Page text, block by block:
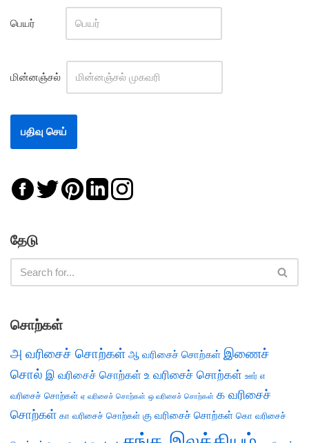
பெயர்
மின்னஞ்சல்
தேடு
சொற்கள்
அ வரிசைச் சொற்கள் ஆ வரிசைச் சொற்கள் இணைச்
சொல் இ வரிசைச் சொற்கள் உ வரிசைச் சொற்கள் ஊர் எ
வரிசைச் சொற்கள் ஏ வரிசைச் சொற்கள் ஒ வரிசைச் சொற்கள் க வரிசைச்
சொற்கள் கா வரிசைச் சொற்கள் கு வரிசைச் சொற்கள் கொ வரிசைச்